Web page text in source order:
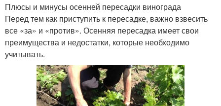
Плюсы и минусы осенней пересадки винограда
Перед тем как приступить к пересадке, важно взвесить
все «за» и «против». Осенняя пересадка имеет свои
преимущества и недостатки, которые необходимо
учитывать.